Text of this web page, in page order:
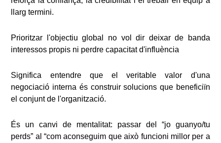
llarg termini.
Prioritzar l'objectiu global no vol dir deixar de banda
interessos propis ni perdre capacitat d'influència
Significa entendre que el veritable valor d'una
negociació interna és construir solucions que beneficiïn
el conjunt de l'organització.
És un canvi de mentalitat: passar del “jo guanyo/tu
perds” al “com aconseguim que això funcioni millor per a